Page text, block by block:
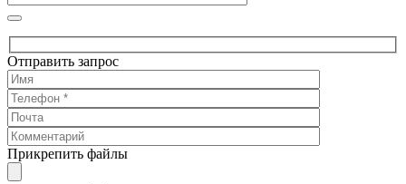
Отправить запрос
Прикрепить файлы